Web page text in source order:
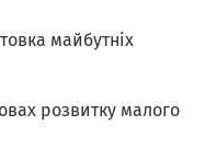
майбутніх
розвитку малого